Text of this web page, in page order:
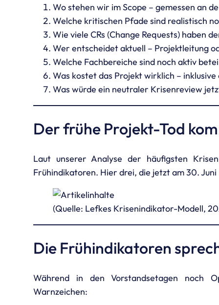
Wo stehen wir im Scope – gemessen an
Welche kritischen Pfade sind realistisch
Wie viele CRs (Change Requests) haben
Wer entscheidet aktuell – Projektleitung
Welche Fachbereiche sind noch aktiv
Was kostet das Projekt wirklich –
Was würde ein neutraler Krisenreview
Der frühe Projekt-Tod
Laut unserer Analyse der häufigsten
Frühindikatoren. Hier drei, die jetzt am 30.
(Quelle: Lefkes Krisenindikator-Modell,
Die Frühindikatoren
Während in den Vorstandsetagen noch
Warnzeichen: